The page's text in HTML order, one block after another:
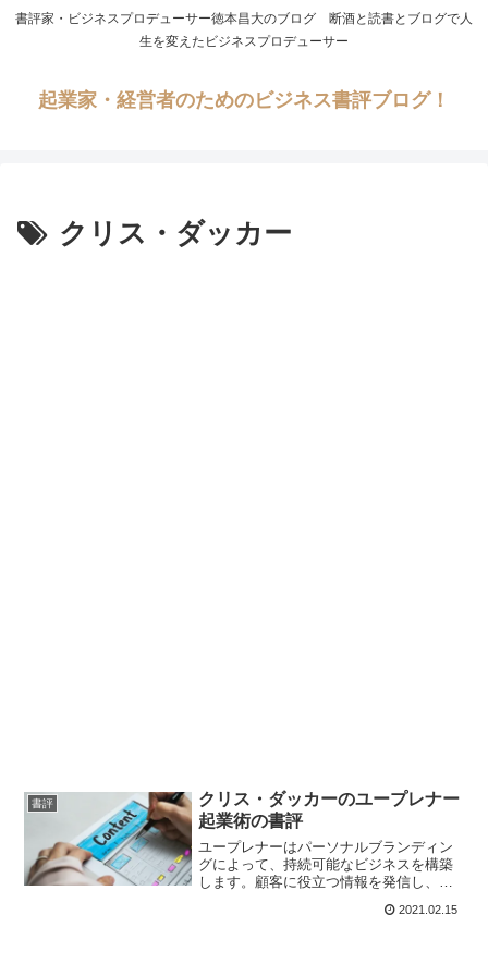
書評家・ビジネスプロデューサー徳本昌大のブログ 断酒と読書とブログで人
生を変えたビジネスプロデューサー
起業家・経営者のためのビジネス書評ブログ！
クリス・ダッカー
書評
クリス・ダッカーのユープレナー
起業術の書評
ユープレナーはパーソナルブランディン
グによって、持続可能なビジネスを構築
します。顧客に役立つ情報を発信し、彼
の専門知識が増えれば増えるほどファン
2021.02.15